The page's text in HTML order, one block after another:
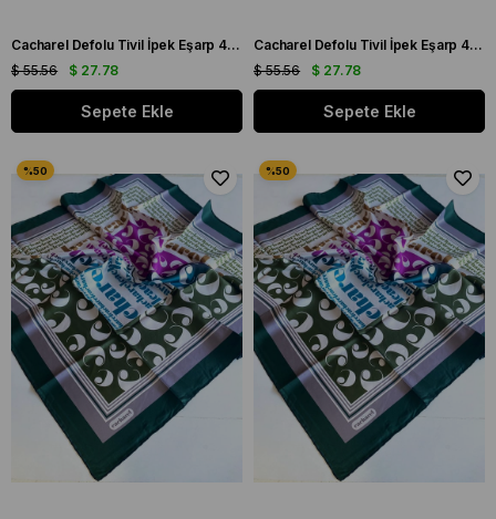
Cacharel Defolu Tivil İpek Eşarp 41820 Pudra - Hardal Karışık Desen
$ 27.78
$ 55.56
Sepete Ekle
Cacharel Defolu Tivil İpek Eşarp 41822 Pudra - Hardal Karışık Desen
$ 27.78
$ 55.56
Sepete Ekle